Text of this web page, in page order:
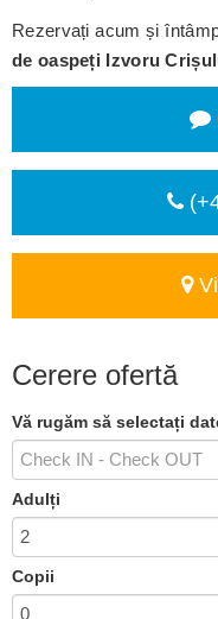
Rezervați acum și
de oaspeți Izvoru
Cerere ofertă
Vă rugăm să selectați
Adulți
Copii